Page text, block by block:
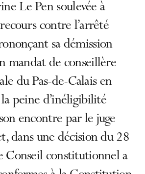
Le Pen soulevée à
contre l’arrêté
sa démission
mandat de conseillère
du Pas-de-Calais en
peine d’inéligibilité
encontre par le juge
dans une décision du 28
Conseil constitutionnel a